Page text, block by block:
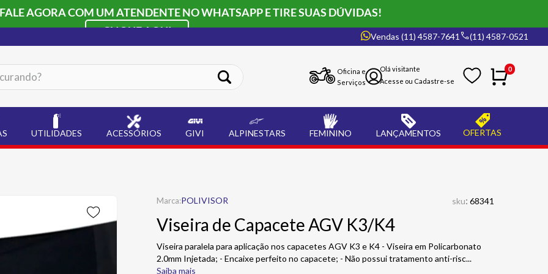
AGORA COM UM ATENDENTE NO WHATSAPP E TIRE SUAS DÚVIDAS!
CLIQUE AQUI
Vendas (11) 4587-7641 (11) 4587-0521
Oficina e
Serviços
0
UTILIDADES ACESSÓRIOS GIVI ALPINESTARS FEMININO LANÇAMENTOS OFERTAS
POLIVISOR sku: 68341
Viseira de Capacete AGV K3/K4
Viseira paralela para aplicação nos capacetes AGV K3 e K4 - Viseira em Policarbonato
2.0mm Injetada; - Encaixe perfeito no capacete; - Não possui tratamento anti-risc...
Saiba mais